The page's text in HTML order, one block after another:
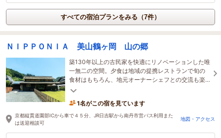
すべての宿泊プランをみる（7件）
ＮＩＰＰＯＮＩＡ 美山鶴ヶ岡 山の郷
築130年以上の古民家を快適にリノベーションした唯
一無二の空間。夕食は地域の提携レストランで旬の
食材はもちろん、地元オーナーシェフとの交流も楽
しめる。ちょっと贅沢な朝食はのんびりお部屋で。
1名がこの宿を見ています
京都縦貫道園部ICから車で４５分、JR日吉駅から南丹市営バス利用また
は送迎相談可
地図・アクセス